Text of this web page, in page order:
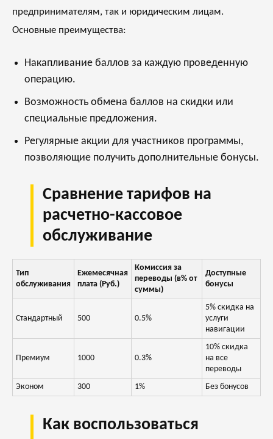
предпринимателям, так и юридическим лицам.
Основные преимущества:
Накапливание баллов за каждую проведенную
операцию.
Возможность обмена баллов на скидки или
специальные предложения.
Регулярные акции для участников программы,
позволяющие получить дополнительные бонусы.
Сравнение тарифов на
расчетно-кассовое
обслуживание
Тип
обслуживания
Ежемесячная
плата (Руб.)
Комиссия за
переводы (в% от
суммы)
Доступные
бонусы
Стандартный 500 0.5%
5% скидка на
услуги
навигации
Премиум 1000 0.3%
10% скидка
на все
переводы
Эконом
300 1% Без бонусов
Как воспользоваться